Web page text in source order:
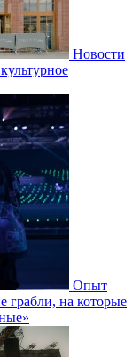
Новости
Опыт
на которые